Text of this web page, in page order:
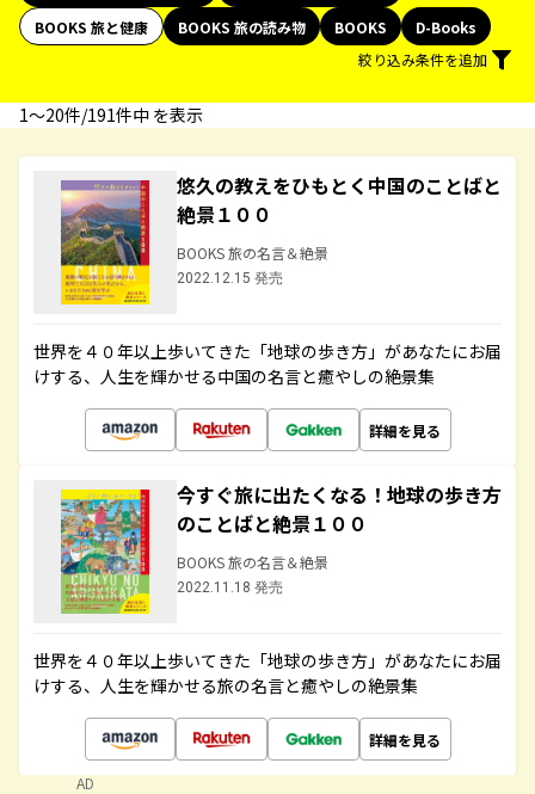
BOOKS 旅と健康
BOOKS 旅の読み物 BOOKS
D-Books
絞り込み条件を追加
1〜20件/191件中 を表示
悠久の教えをひもとく中国のことばと
絶景１００
BOOKS 旅の名言＆絶景
2022.12.15 発売
世界を４０年以上歩いてきた「地球の歩き方」があなたにお届
けする、人生を輝かせる中国の名言と癒やしの絶景集
詳細を見る
今すぐ旅に出たくなる！地球の歩き方
のことばと絶景１００
BOOKS 旅の名言＆絶景
2022.11.18 発売
世界を４０年以上歩いてきた「地球の歩き方」があなたにお届
けする、人生を輝かせる旅の名言と癒やしの絶景集
詳細を見る
AD